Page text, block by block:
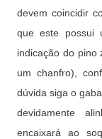
devem coincidir
que este possui
indicação do pino
um chanfro),
dúvida siga o
devidamente
encaixará ao